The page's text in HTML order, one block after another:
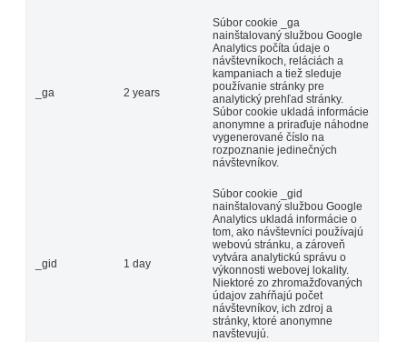
_ga 2 years
Súbor cookie _ga
nainštalovaný službou Google
Analytics počíta údaje o
návštevníkoch, reláciách a
kampaniach a tiež sleduje
používanie stránky pre
analytický prehľad stránky.
Súbor cookie ukladá informácie
anonymne a priraďuje náhodne
vygenerované číslo na
rozpoznanie jedinečných
návštevníkov.
_gid 1 day
Súbor cookie _gid
nainštalovaný službou Google
Analytics ukladá informácie o
tom, ako návštevníci používajú
webovú stránku, a zároveň
vytvára analytickú správu o
výkonnosti webovej lokality.
Niektoré zo zhromažďovaných
údajov zahŕňajú počet
návštevníkov, ich zdroj a
stránky, ktoré anonymne
navštevujú.